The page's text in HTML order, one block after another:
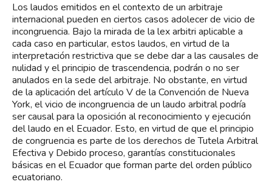
Los laudos emitidos en el contexto de un arbitraje
internacional pueden en ciertos casos adolecer de vicio de
incongruencia. Bajo la mirada de la lex arbitri aplicable a
cada caso en particular, estos laudos, en virtud de la
interpretación restrictiva que se debe dar a las causales de
nulidad y el principio de trascendencia, podrán o no ser
anulados en la sede del arbitraje. No obstante, en virtud
de la aplicación del artículo V de la Convención de Nueva
York, el vicio de incongruencia de un laudo arbitral podría
ser causal para la oposición al reconocimiento y ejecución
del laudo en el Ecuador. Esto, en virtud de que el principio
de congruencia es parte de los derechos de Tutela Arbitral
Efectiva y Debido proceso, garantías constitucionales
básicas en el Ecuador que forman parte del orden público
ecuatoriano.